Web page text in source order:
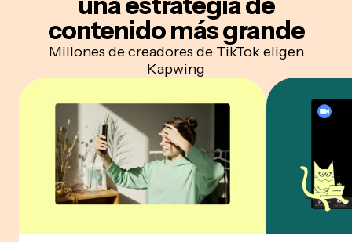
contenido más grande
Millones de creadores de TikTok eligen
Kapwing